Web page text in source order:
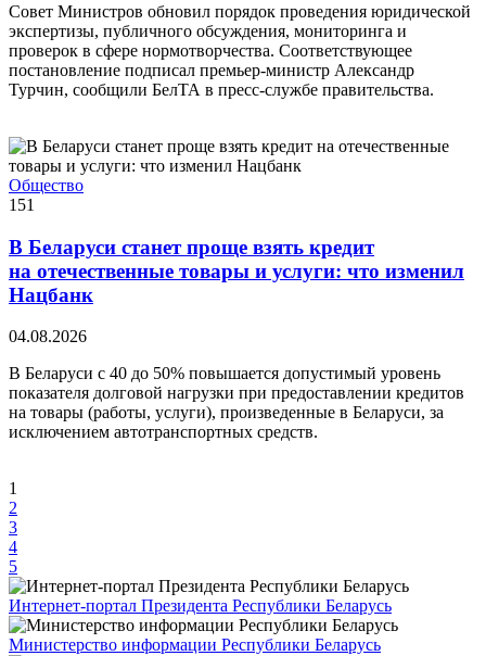
Совет Министров обновил порядок проведения юридической
экспертизы, публичного обсуждения, мониторинга и
проверок в сфере нормотворчества. Соответствующее
постановление подписал премьер-министр Александр
Турчин, сообщили БелТА в пресс-службе правительства.
Общество
151
В Беларуси станет проще взять кредит
на отечественные товары и услуги: что изменил
Нацбанк
04.08.2026
В Беларуси с 40 до 50% повышается допустимый уровень
показателя долговой нагрузки при предоставлении кредитов
на товары (работы, услуги), произведенные в Беларуси, за
исключением автотранспортных средств.
1
2
3
4
5
Интернет-портал Президента Республики Беларусь
Министерство информации Республики Беларусь